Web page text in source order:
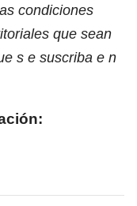
condiciones
que sean
s e suscriba e n